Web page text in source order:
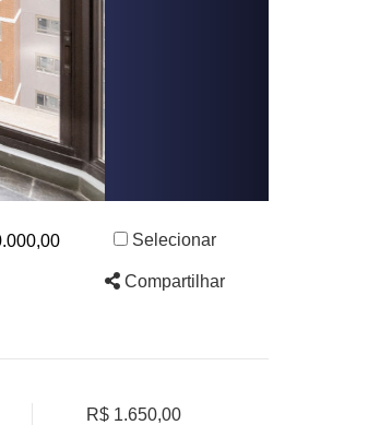
Selecionar
Compartilhar
R$ 1.650,00